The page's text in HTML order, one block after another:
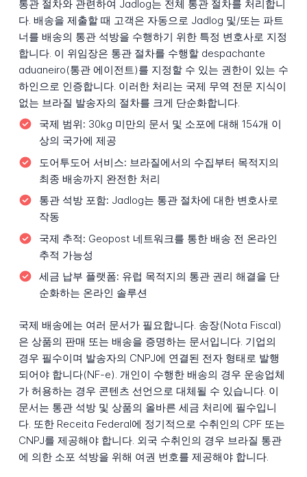
통관 절차와 관련하여 Jadlog는 전체 통관 절차를 처리합니
다. 배송을 제출할 때 고객은 자동으로 Jadlog 및/또는 파트
너를 배송의 통관 석방을 수행하기 위한 특정 변호사로 지정
합니다. 이 위임장은 통관 절차를 수행할 despachante
aduaneiro(통관 에이전트)를 지정할 수 있는 권한이 있는 수
하인으로 인증합니다. 이러한 처리는 국제 무역 전문 지식이
없는 브라질 발송자의 절차를 크게 단순화합니다.
국제 범위: 30kg 미만의 문서 및 소포에 대해 154개 이
상의 국가에 제공
도어투도어 서비스: 브라질에서의 수집부터 목적지의
최종 배송까지 완전한 처리
통관 석방 포함: Jadlog는 통관 절차에 대한 변호사로
작동
국제 추적: Geopost 네트워크를 통한 배송 전 온라인
추적 가능성
세금 납부 플랫폼: 유럽 목적지의 통관 권리 해결을 단
순화하는 온라인 솔루션
국제 배송에는 여러 문서가 필요합니다. 송장(Nota Fiscal)
은 상품의 판매 또는 배송을 증명하는 문서입니다. 기업의
경우 필수이며 발송자의 CNPJ에 연결된 전자 형태로 발행
되어야 합니다(NF-e). 개인이 수행한 배송의 경우 운송업체
가 허용하는 경우 콘텐츠 선언으로 대체될 수 있습니다. 이
문서는 통관 석방 및 상품의 올바른 세금 처리에 필수입니
다. 또한 Receita Federal에 정기적으로 수취인의 CPF 또는
CNPJ를 제공해야 합니다. 외국 수취인의 경우 브라질 통관
에 의한 소포 석방을 위해 여권 번호를 제공해야 합니다.